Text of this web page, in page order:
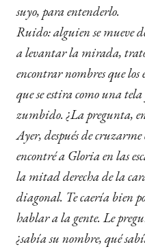
suyo, para entenderlo.
Ruido: alguien se mueve
a levantar la mirada, trato
encontrar nombres que los
que se estira como una
zumbido. ¿La pregunta,
Ayer, después de
encontré a Gloria en las
la mitad derecha de la
diagonal. Te caería bien
hablar a la gente. Le
¿sabía su nombre, qué